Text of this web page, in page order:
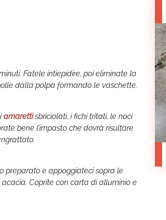
Fatele intiepidire, poi eliminate la
dalla polpa formando le vaschette.
amarettisbriciolati, i fichi tritati, le noci
bene l’impasto che dovrà risultare
preparato e appoggiateci sopra le
Coprite con carta di alluminio e